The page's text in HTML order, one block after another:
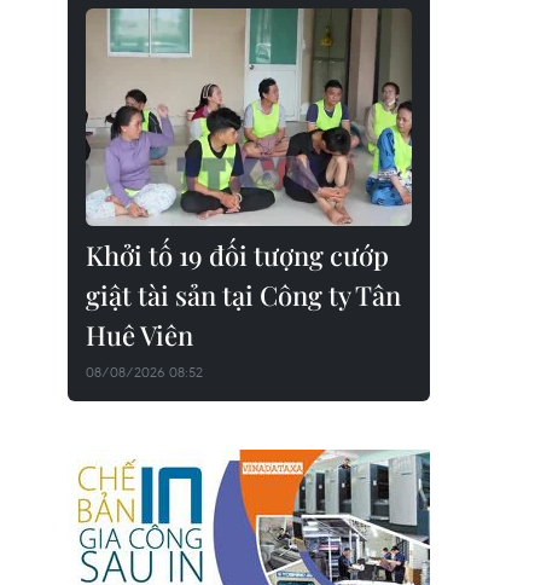
Khởi tố 19 đối tượng cướp
giật tài sản tại Công ty Tân
Huê Viên
08/08/2026 08:52